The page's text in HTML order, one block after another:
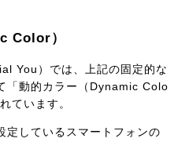
Color）
You）では、上記の固定的な
「動的カラー（Dynamic Colo
ています。
定しているスマートフォンの